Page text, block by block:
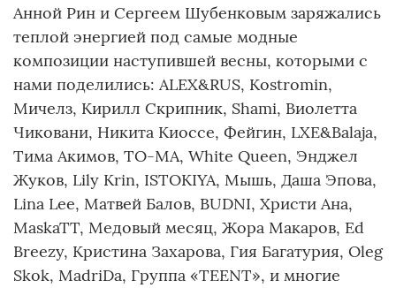
Анной Рин и Сергеем Шубенковым заряжались
теплой энергией под самые модные
композиции наступившей весны, которыми с
нами поделились: ALEX&RUS, Kostromin,
Мичелз, Кирилл Скрипник, Shami, Виолетта
Чиковани, Никита Киоссе, Фейгин, LXE&Balaja,
Тима Акимов, TO-MA, White Queen, Энджел
Жуков, Lily Krin, ISTOKIYA, Мышь, Даша Эпова,
Lina Lee, Матвей Балов, BUDNI, Христи Ана,
MaskaTT, Медовый месяц, Жора Макаров, Ed
Breezy, Кристина Захарова, Гия Багатурия, Oleg
Skok, MadriDa, Группа «TEENT», и многие